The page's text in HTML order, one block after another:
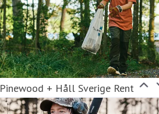
Pinewood + Håll Sverige Rent